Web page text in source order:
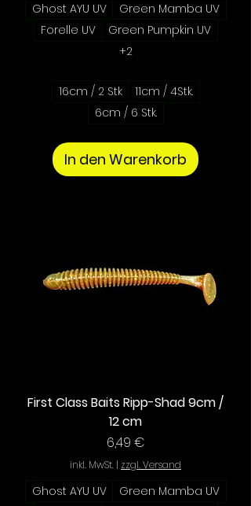
Ghost AYU UV
Green Mamba UV
Forelle UV
Green Pumpkin UV
+2
16cm / 2 Stk
11cm / 4Stk.
6cm / 6 Stk.
In den Warenkorb
First Class Baits Ripp-Shad 9cm /
12 cm
Preis
6,49 €
inkl. MwSt. | zzgl. Versand
Ghost AYU UV
Green Mamba UV